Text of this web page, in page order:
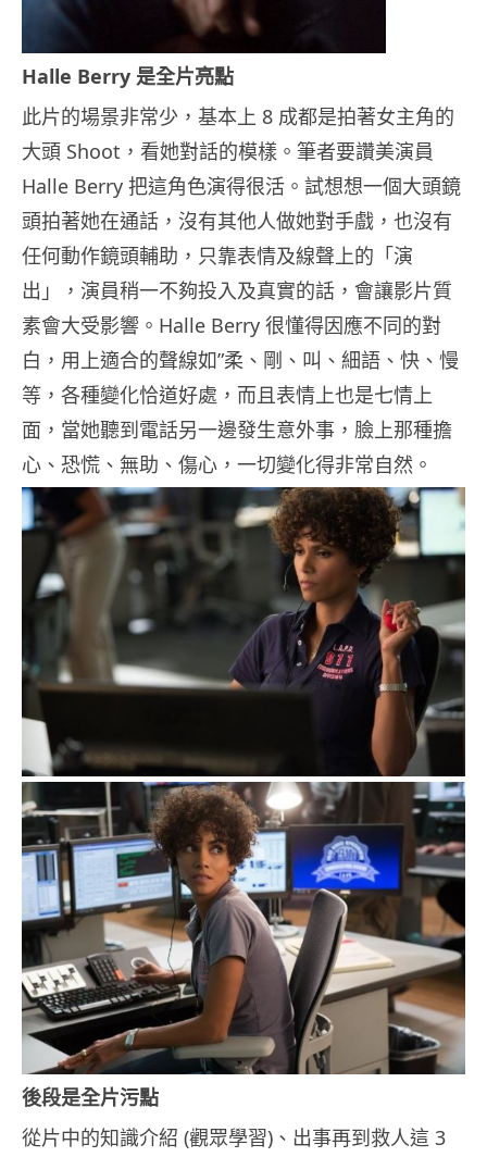
Halle Berry 是全片亮點
此片的場景非常少，基本上 8 成都是拍著女主角的
大頭 Shoot，看她對話的模樣。筆者要讚美演員
Halle Berry 把這角色演得很活。試想想一個大頭鏡
頭拍著她在通話，沒有其他人做她對手戲，也沒有
任何動作鏡頭輔助，只靠表情及線聲上的「演
出」，演員稍一不夠投入及真實的話，會讓影片質
素會大受影響。Halle Berry 很懂得因應不同的對
白，用上適合的聲線如”柔、剛、叫、細語、快、慢
等，各種變化恰道好處，而且表情上也是七情上
面，當她聽到電話另一邊發生意外事，臉上那種擔
心、恐慌、無助、傷心，一切變化得非常自然。
後段是全片污點
從片中的知識介紹 (觀眾學習)、出事再到救人這 3